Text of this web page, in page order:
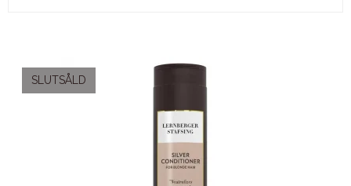
SLUTSÅLD